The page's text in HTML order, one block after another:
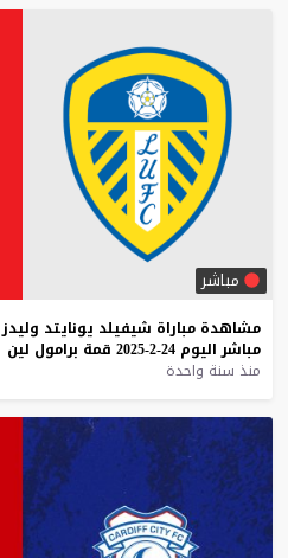
مباشر
مشاهدة مباراة شيفيلد يونايتد وليدز
مباشر اليوم 24-2-2025 قمة برامول لين
منذ سنة واحدة